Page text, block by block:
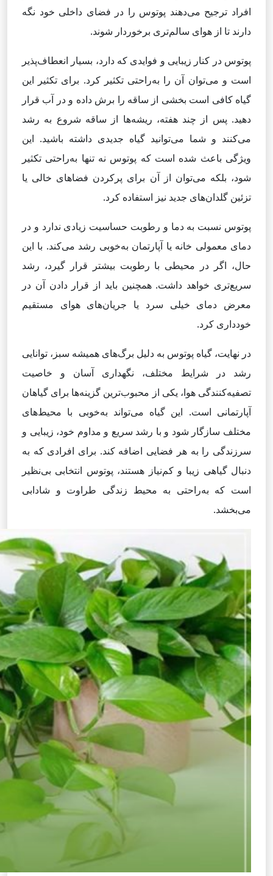
افراد ترجیح می‌دهند پوتوس را در فضای داخلی خود نگه
دارند تا از هوای سالم‌تری برخوردار شوند.
پوتوس در کنار زیبایی و فوایدی که دارد، بسیار انعطاف‌پذیر
است و می‌توان آن را به‌راحتی تکثیر کرد. برای تکثیر این
گیاه کافی است بخشی از ساقه را برش داده و در آب قرار
دهید. پس از چند هفته، ریشه‌ها از ساقه شروع به رشد
می‌کنند و شما می‌توانید گیاه جدیدی داشته باشید. این
ویژگی باعث شده است که پوتوس نه تنها به‌راحتی تکثیر
شود، بلکه می‌توان از آن برای پرکردن فضاهای خالی یا
تزئین گلدان‌های جدید نیز استفاده کرد.
پوتوس نسبت به دما و رطوبت حساسیت زیادی ندارد و در
دمای معمولی خانه یا آپارتمان به‌خوبی رشد می‌کند. با این
حال، اگر در محیطی با رطوبت بیشتر قرار گیرد، رشد
سریع‌تری خواهد داشت. همچنین باید از قرار دادن آن در
معرض دمای خیلی سرد یا جریان‌های هوای مستقیم
خودداری کرد.
در نهایت، گیاه پوتوس به دلیل برگ‌های همیشه سبز، توانایی
رشد در شرایط مختلف، نگهداری آسان و خاصیت
تصفیه‌کنندگی هوا، یکی از محبوب‌ترین گزینه‌ها برای گیاهان
آپارتمانی است. این گیاه می‌تواند به‌خوبی با محیط‌های
مختلف سازگار شود و با رشد سریع و مداوم خود، زیبایی و
سرزندگی را به هر فضایی اضافه کند. برای افرادی که به
دنبال گیاهی زیبا و کم‌نیاز هستند، پوتوس انتخابی بی‌نظیر
است که به‌راحتی به محیط زندگی طراوت و شادابی
می‌بخشد.